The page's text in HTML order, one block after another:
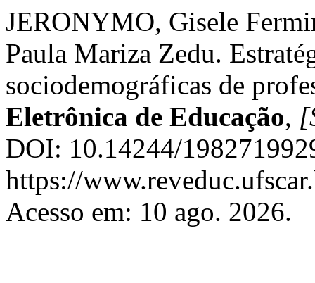
JERONYMO, Gisele
Paula Mariza Zedu.
sociodemográficas de
Eletrônica de Educação,
DOI: 10.14244/
https://
Acesso em: 10 ago. 2026.